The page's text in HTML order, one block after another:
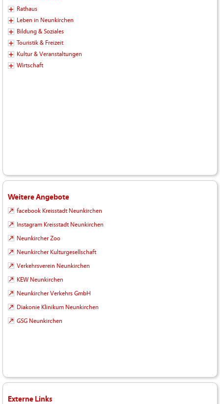
Rathaus
Leben in Neunkirchen
Bildung & Soziales
Touristik & Freizeit
Kultur & Veranstaltungen
Wirtschaft
Weitere Angebote
facebook Kreisstadt Neunkirchen
Instagram Kreisstadt Neunkirchen
Neunkircher Zoo
Neunkircher Kulturgesellschaft
Verkehrsverein Neunkirchen
KEW Neunkirchen
Neunkircher Verkehrs GmbH
Diakonie Klinikum Neunkirchen
GSG Neunkirchen
Externe Links